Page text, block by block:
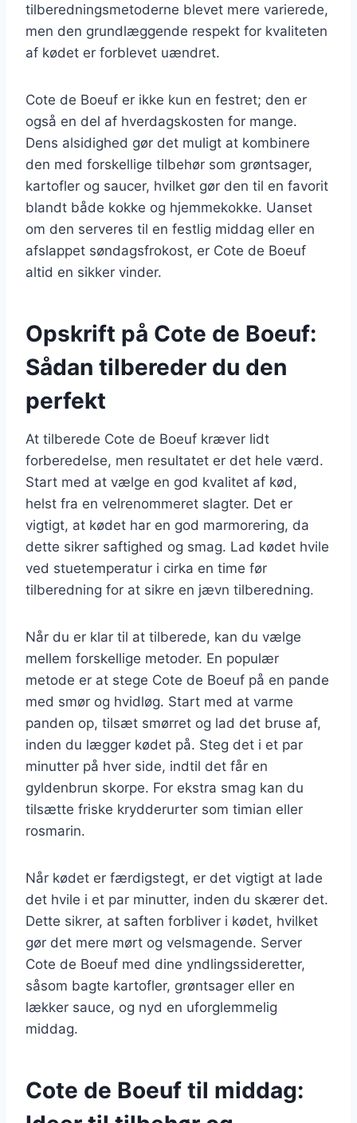
tilberedningsmetoderne blevet mere varierede,
men den grundlæggende respekt for kvaliteten
af kødet er forblevet uændret.
Cote de Boeuf er ikke kun en festret; den er
også en del af hverdagskosten for mange.
Dens alsidighed gør det muligt at kombinere
den med forskellige tilbehør som grøntsager,
kartofler og saucer, hvilket gør den til en favorit
blandt både kokke og hjemmekokke. Uanset
om den serveres til en festlig middag eller en
afslappet søndagsfrokost, er Cote de Boeuf
altid en sikker vinder.
Opskrift på Cote de Boeuf:
Sådan tilbereder du den
perfekt
At tilberede Cote de Boeuf kræver lidt
forberedelse, men resultatet er det hele værd.
Start med at vælge en god kvalitet af kød,
helst fra en velrenommeret slagter. Det er
vigtigt, at kødet har en god marmorering, da
dette sikrer saftighed og smag. Lad kødet hvile
ved stuetemperatur i cirka en time før
tilberedning for at sikre en jævn tilberedning.
Når du er klar til at tilberede, kan du vælge
mellem forskellige metoder. En populær
metode er at stege Cote de Boeuf på en pande
med smør og hvidløg. Start med at varme
panden op, tilsæt smørret og lad det bruse af,
inden du lægger kødet på. Steg det i et par
minutter på hver side, indtil det får en
gyldenbrun skorpe. For ekstra smag kan du
tilsætte friske krydderurter som timian eller
rosmarin.
Når kødet er færdigstegt, er det vigtigt at lade
det hvile i et par minutter, inden du skærer det.
Dette sikrer, at saften forbliver i kødet, hvilket
gør det mere mørt og velsmagende. Server
Cote de Boeuf med dine yndlingssideretter,
såsom bagte kartofler, grøntsager eller en
lækker sauce, og nyd en uforglemmelig
middag.
Cote de Boeuf til middag: